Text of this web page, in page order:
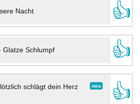
Nacht
👍
Glatze Schlumpf
👍
neu
schlägt dein Herz
👍